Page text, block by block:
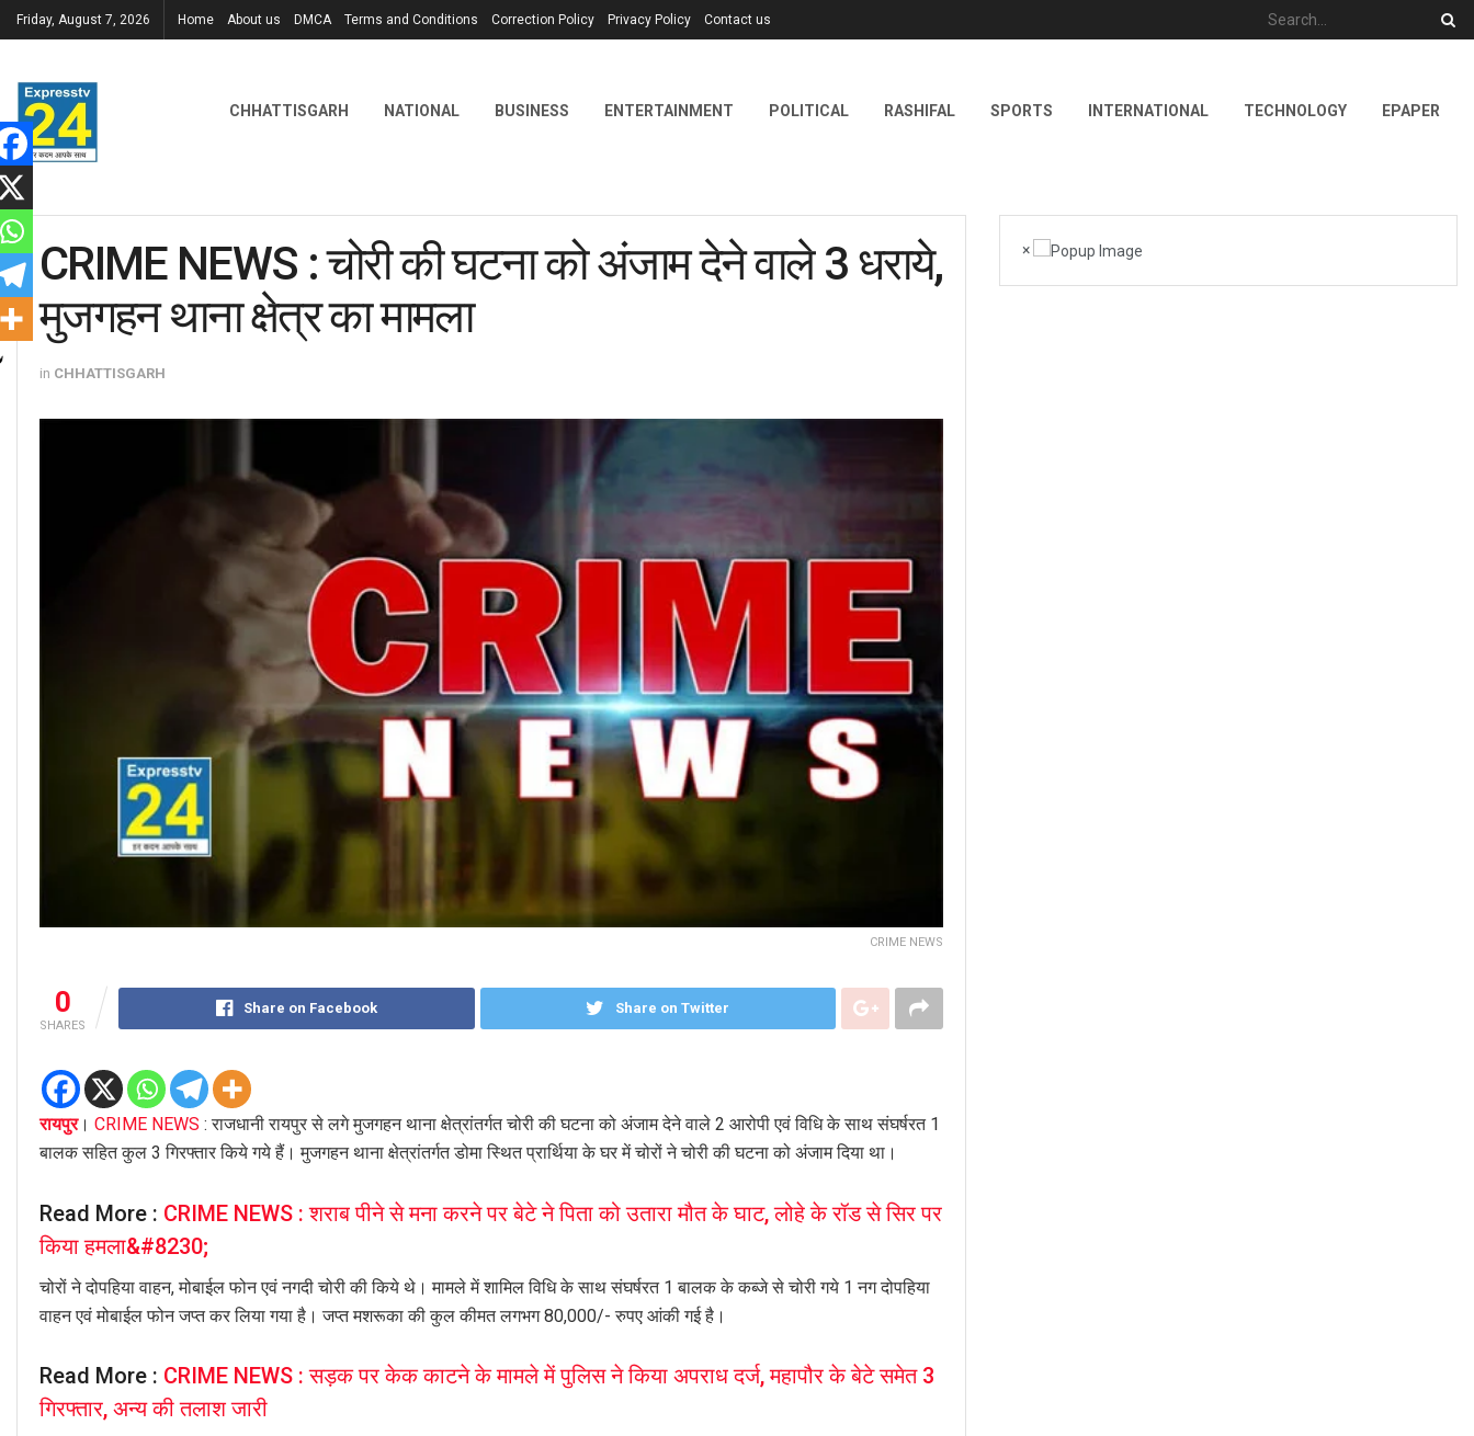
Friday, August 7, 2026 Home About us DMCA Terms and Conditions Correction Policy Privacy Policy Contact us
CHHATTISGARH NATIONAL BUSINESS ENTERTAINMENT POLITICAL RASHIFAL SPORTS INTERNATIONAL TECHNOLOGY EPAPER
CRIME NEWS : चोरी की घटना को अंजाम देने वाले 3 धराये,
मुजगहन थाना क्षेत्र का मामला
in CHHATTISGARH
CRIME NEWS
0
SHARES
Share on Facebook Share on Twitter
रायपुर। CRIME NEWS : राजधानी रायपुर से लगे मुजगहन थाना क्षेत्रांतर्गत चोरी की घटना को अंजाम देने वाले 2 आरोपी एवं विधि के साथ संघर्षरत 1
बालक सहित कुल 3 गिरफ्तार किये गये हैं। मुजगहन थाना क्षेत्रांतर्गत डोमा स्थित प्रार्थिया के घर में चोरों ने चोरी की घटना को अंजाम दिया था।
Read More : CRIME NEWS : शराब पीने से मना करने पर बेटे ने पिता को उतारा मौत के घाट, लोहे के रॉड से सिर पर
किया हमला&#8230;
चोरों ने दोपहिया वाहन, मोबाईल फोन एवं नगदी चोरी की किये थे। मामले में शामिल विधि के साथ संघर्षरत 1 बालक के कब्जे से चोरी गये 1 नग दोपहिया
वाहन एवं मोबाईल फोन जप्त कर लिया गया है। जप्त मशरूका की कुल कीमत लगभग 80,000/- रुपए आंकी गई है।
Read More : CRIME NEWS : सड़क पर केक काटने के मामले में पुलिस ने किया अपराध दर्ज, महापौर के बेटे समेत 3
गिरफ्तार, अन्य की तलाश जारी
×